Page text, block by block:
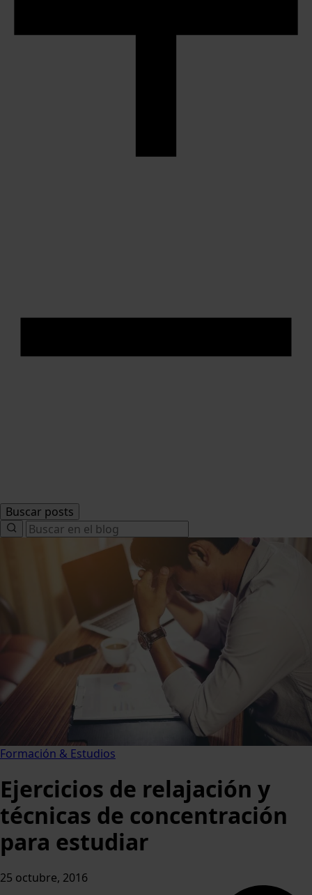
Buscar posts
Search
for:
Formación & Estudios
Ejercicios de relajación y
técnicas de concentración
para estudiar
25 octubre, 2016